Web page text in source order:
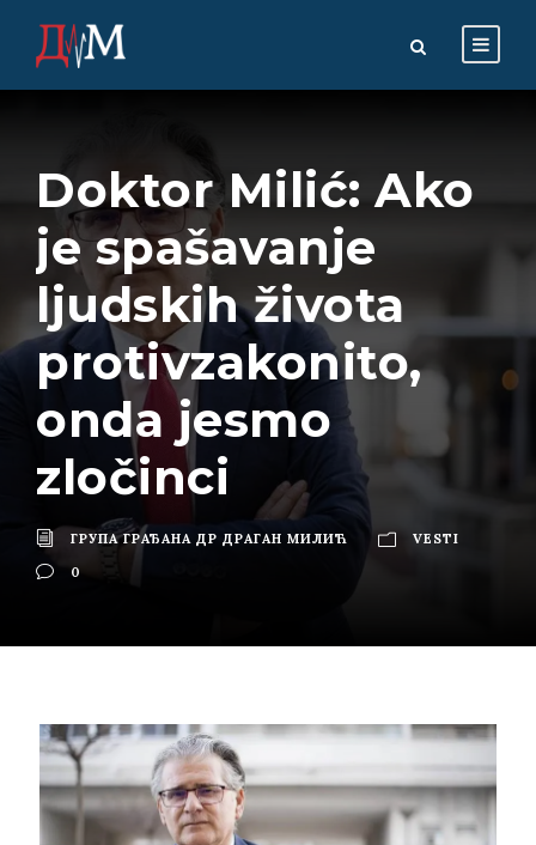
Doktor Milić: Ako
je spašavanje
ljudskih života
protivzakonito,
onda jesmo
zločinci
ГРУПА ГРАЂАНА ДР ДРАГАН МИЛИЋ
VESTI
0